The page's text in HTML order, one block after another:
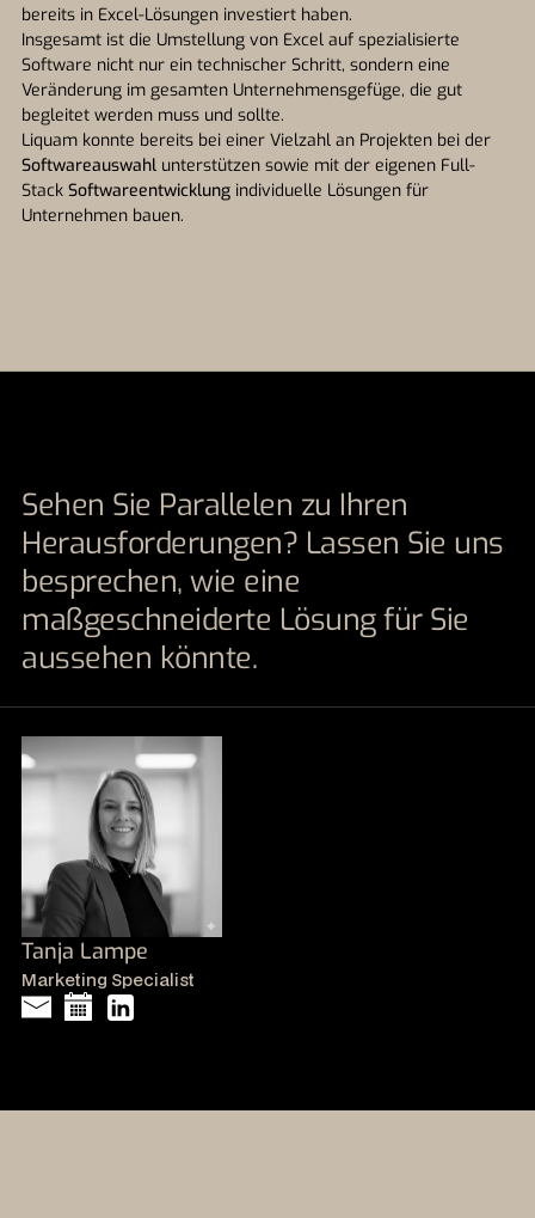
bereits in Excel-Lösungen investiert haben.
Insgesamt ist die Umstellung von Excel auf spezialisierte
Software nicht nur ein technischer Schritt, sondern eine
Veränderung im gesamten Unternehmensgefüge, die gut
begleitet werden muss und sollte.
Liquam konnte bereits bei einer Vielzahl an Projekten bei der
Softwareauswahl unterstützen sowie mit der eigenen Full-
Stack Softwareentwicklung individuelle Lösungen für
Unternehmen bauen.
Sehen Sie Parallelen zu Ihren
Herausforderungen? Lassen Sie uns
besprechen, wie eine
maßgeschneiderte Lösung für Sie
aussehen könnte.
Tanja Lampe
Marketing Specialist